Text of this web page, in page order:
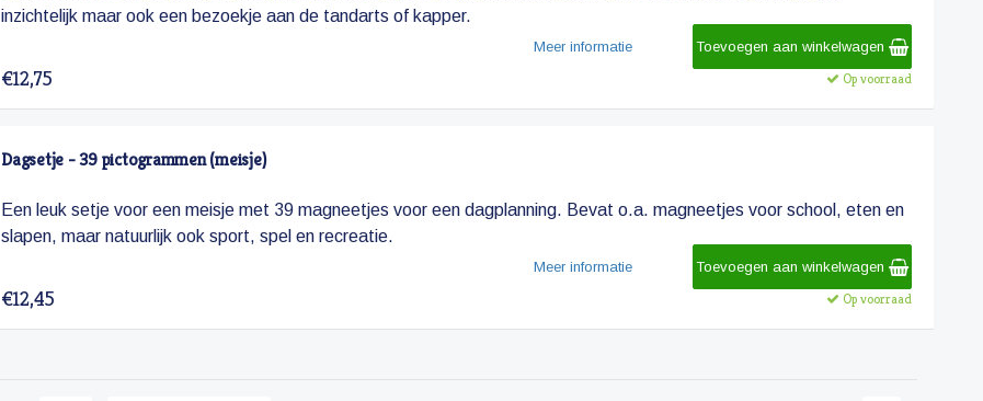
inzichtelijk maar ook een bezoekje aan de tandarts of kapper.
€12,75 Op voorraad
Toevoegen aan winkelwagen
Meer informatie
Dagsetje - 39 pictogrammen (meisje)
Een leuk setje voor een meisje met 39 magneetjes voor een dagplanning. Bevat o.a. magneetjes voor school, eten en
slapen, maar natuurlijk ook sport, spel en recreatie.
€12,45 Op voorraad
Toevoegen aan winkelwagen
Meer informatie